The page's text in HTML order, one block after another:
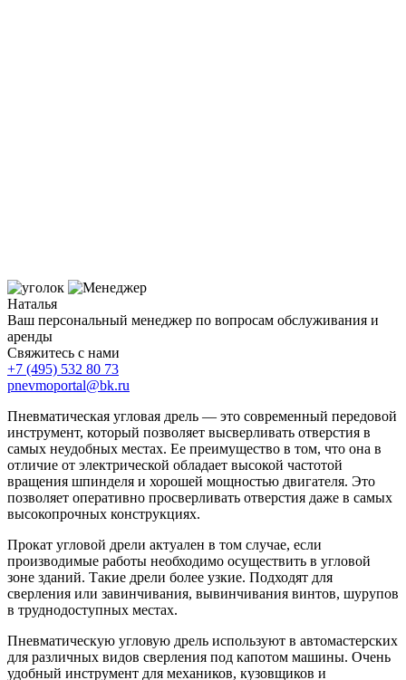
Наталья
Ваш персональный менеджер по вопросам обслуживания и
аренды
Свяжитесь с нами
+7 (495) 532 80 73
pnevmoportal@bk.ru
Пневматическая угловая дрель — это современный передовой
инструмент, который позволяет высверливать отверстия в
самых неудобных местах. Ее преимущество в том, что она в
отличие от электрической обладает высокой частотой
вращения шпинделя и хорошей мощностью двигателя. Это
позволяет оперативно просверливать отверстия даже в самых
высокопрочных конструкциях.
Прокат угловой дрели актуален в том случае, если
производимые работы необходимо осуществить в угловой
зоне зданий. Такие дрели более узкие. Подходят для
сверления или завинчивания, вывинчивания винтов, шурупов
в труднодоступных местах.
Пневматическую угловую дрель используют в автомастерских
для различных видов сверления под капотом машины. Очень
удобный инструмент для механиков, кузовщиков и